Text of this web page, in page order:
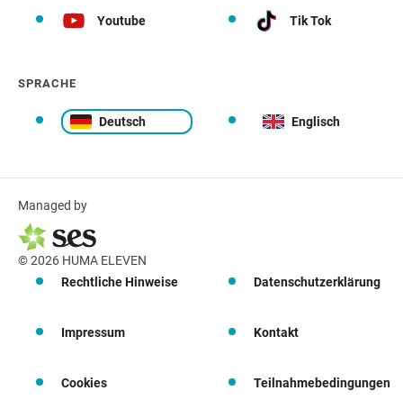
Youtube Tik Tok
SPRACHE
Deutsch Englisch
Managed by
© 2026 HUMA ELEVEN
Rechtliche Hinweise
Datenschutzerklärung
Impressum Kontakt
Cookies Teilnahmebedingungen